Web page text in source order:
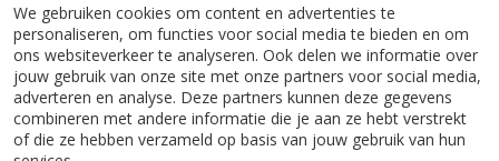
We gebruiken cookies om content en advertenties te
personaliseren, om functies voor social media te bieden en om
ons websiteverkeer te analyseren. Ook delen we informatie over
jouw gebruik van onze site met onze partners voor social media,
adverteren en analyse. Deze partners kunnen deze gegevens
combineren met andere informatie die je aan ze hebt verstrekt
of die ze hebben verzameld op basis van jouw gebruik van hun
Zaaien binnen: mei - juli
Zaaien buiten: juni - augustus
Oogsten: juli - september
Eénjarig
Inhoud: ca. 1,5 gram